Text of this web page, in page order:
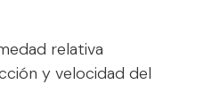
relativa
y velocidad del